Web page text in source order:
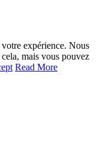
expérience. Nous
mais vous pouvez
Read More